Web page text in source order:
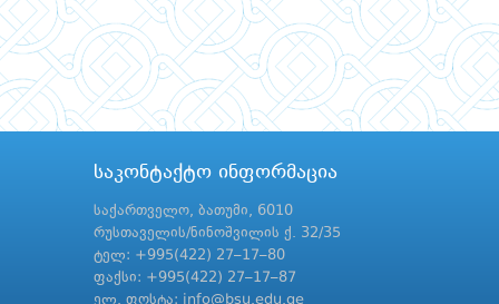
საკონტაქტო ინფორმაცია
საქართველო, ბათუმი, 6010
რუსთაველის/ნინოშვილის ქ. 32/35
ტელ: +995(422) 27–17–80
ფაქსი: +995(422) 27–17–87
ელ. ფოსტა: info@bsu.edu.ge